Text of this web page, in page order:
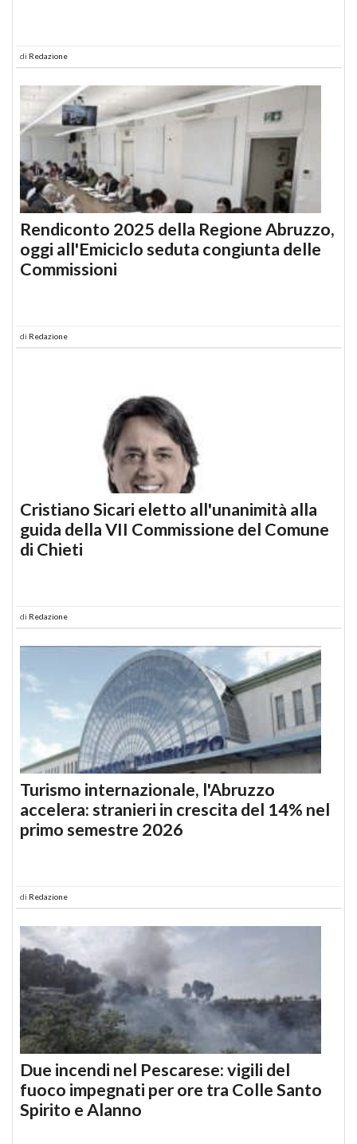
di Redazione
Rendiconto 2025 della Regione Abruzzo,
oggi all'Emiciclo seduta congiunta delle
Commissioni
di Redazione
Cristiano Sicari eletto all'unanimità alla
guida della VII Commissione del Comune
di Chieti
di Redazione
Turismo internazionale, l'Abruzzo
accelera: stranieri in crescita del 14% nel
primo semestre 2026
di Redazione
Due incendi nel Pescarese: vigili del
fuoco impegnati per ore tra Colle Santo
Spirito e Alanno